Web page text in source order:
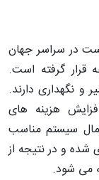
در سراسر جهان
قرار گرفته است.
و نگهداری دارند.
هزینه های
سیستم مناسب
شده و در نتیجه از
می شود.